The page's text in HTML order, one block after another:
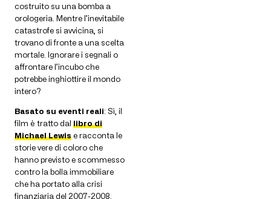
costruito su una bomba a
orologeria. Mentre l’inevitabile
catastrofe si avvicina, si
trovano di fronte a una scelta
mortale. Ignorare i segnali o
affrontare l’incubo che
potrebbe inghiottire il mondo
intero?
Basato su eventi reali: Sì, il
film è tratto dal libro di
Michael Lewis e racconta le
storie vere di coloro che
hanno previsto e scommesso
contro la bolla immobiliare
che ha portato alla crisi
finanziaria del 2007-2008.